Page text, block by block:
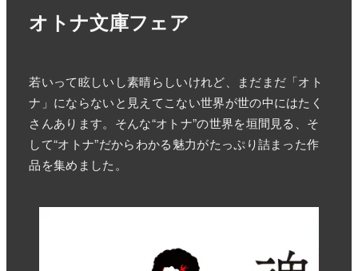
オトナ文庫フェア
若いって眩しいし素晴らしいけれど、まだまだ「オト
ナ」にならないと見えてこない世界が世の中にはたく
さんあります。そんな“オトナ”の世界を垣間見る、そ
して“オトナ”だからわかる魅力がたっぷり詰まった作
品を集めました。